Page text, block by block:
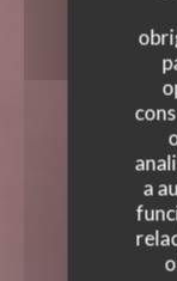
a